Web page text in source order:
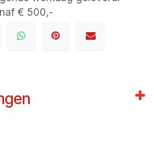
€ 500,-